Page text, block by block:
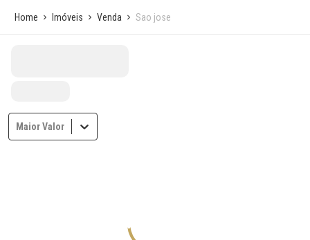
Home Imóveis Venda Sao jose
Maior Valor